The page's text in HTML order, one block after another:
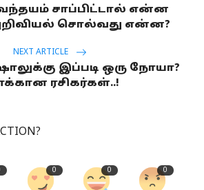
சாப்பிட்டால் என்ன
சொல்வது என்ன?
NEXT ARTICLE
இப்படி ஒரு நோயா?
ரசிகர்கள்..!
0 0 0